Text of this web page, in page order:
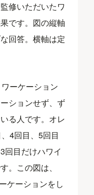
修いただいたワ
です。図の縦軸
回答。横軸は定
ーケーション
ションせず、ず
る人です。オレ
4回目、5回目
回目だけハワイ
。この図は、
ケーションをし